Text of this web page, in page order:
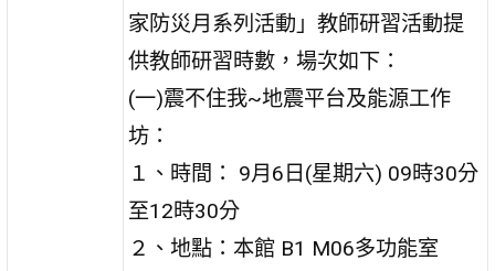
家防災月系列活動」教師研習活動提
供教師研習時數，場次如下：
(一)震不住我~地震平台及能源工作
坊：
１、時間： 9月6日(星期六) 09時30分
至12時30分
２、地點：本館 B1 M06多功能室